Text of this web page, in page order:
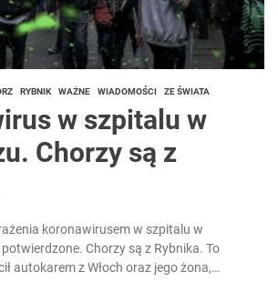
RYBNIK WAŻNE WIADOMOŚCI ZE ŚWIATA
w szpitalu w
Chorzy są z
koronawirusem w szpitalu w
Chorzy są z Rybnika. To
autokarem z Włoch oraz jego żona,